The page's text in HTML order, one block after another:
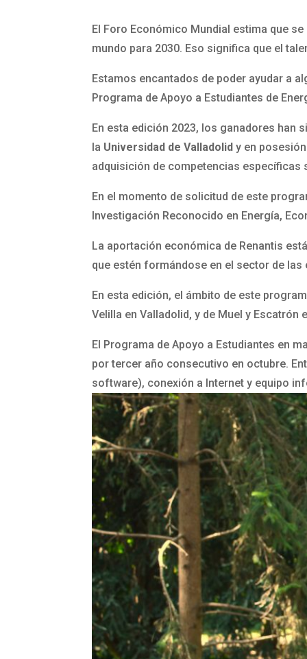
El Foro Económico Mundial estima que
mundo para 2030. Eso significa que el
Estamos encantados de poder ayudar a
Programa de Apoyo a Estudiantes de
En esta edición 2023, los ganadores han
la Universidad de Valladolid y en
adquisición de competencias
En el momento de solicitud de este
Investigación Reconocido en Energía,
La aportación económica de Renantis
que estén formándose en el sector de
En esta edición, el ámbito de este
Velilla en Valladolid, y de Muel y
El Programa de Apoyo a Estudiantes en
por tercer año consecutivo en octubre.
software), conexión a Internet y equipo